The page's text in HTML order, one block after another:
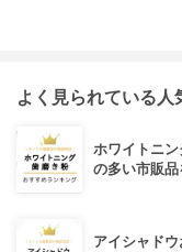
よく見られている人
ホワイトニ
の多い市販
アイシャド